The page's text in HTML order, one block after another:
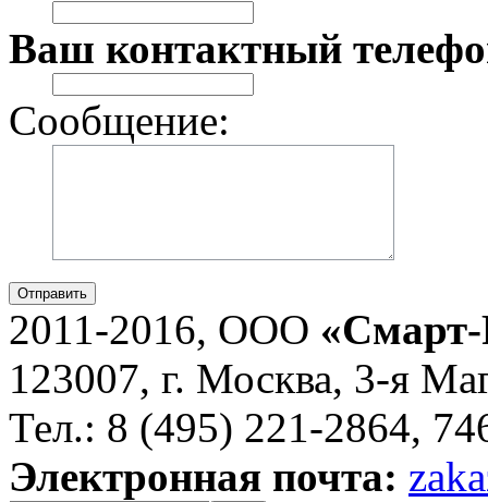
Ваш контактный
Сообщение:
Отправить
2011-2016, ООО
123007, г. Москва, 3-я
Тел.: 8 (495) 221-2864,
Электронная почта: